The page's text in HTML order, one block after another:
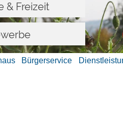
& Freizeit
Bürgerservice